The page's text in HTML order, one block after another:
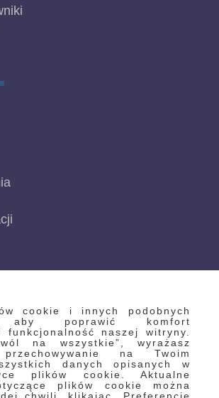
cookie i innych podobnych
aby poprawić komfort
funkcjonalność naszej witryny.
na wszystkie”, wyrażasz
na Twoim
danych opisanych w
plików cookie. Aktualne
plików cookie można
i pliki cookie